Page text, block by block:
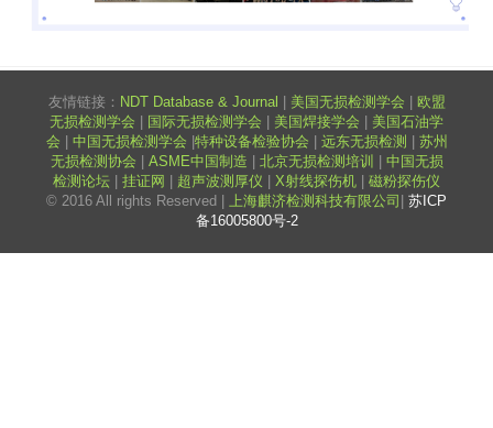
友情链接： NDT Database & Journal | 美国无损检测学会 | 欧盟
无损检测学会 | 国际无损检测学会 | 美国焊接学会 | 美国石油学
会 | 中国无损检测学会 |特种设备检验协会 | 远东无损检测 | 苏州
无损检测协会 | ASME中国制造 | 北京无损检测培训 | 中国无损
检测论坛 | 挂证网 | 超声波测厚仪 | X射线探伤机 | 磁粉探伤仪
© 2016 All rights Reserved |
上海麒济检测科技有限公司 | 苏ICP
备16005800号-2